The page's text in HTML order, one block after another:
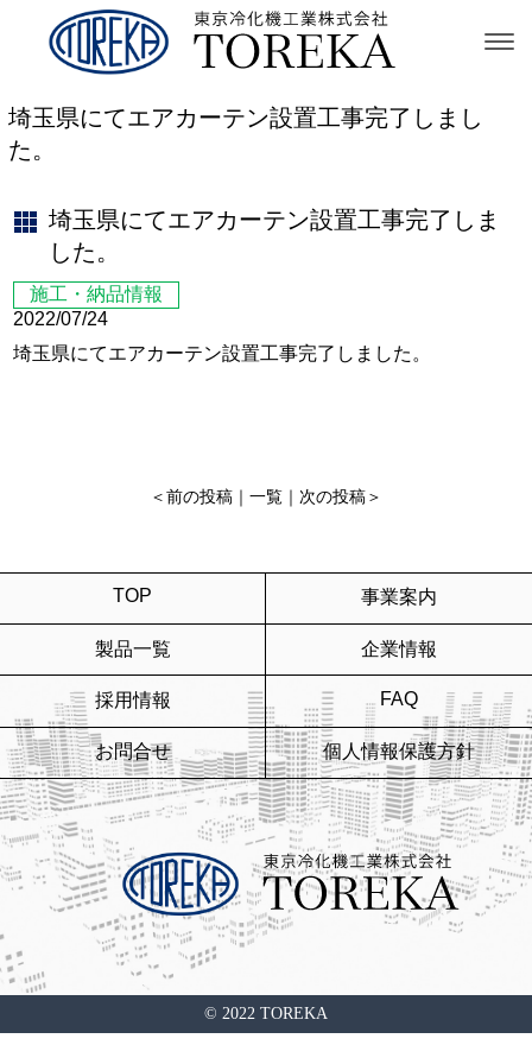
埼玉県にてエアカーテン設置工事完了しまし
た。
埼玉県にてエアカーテン設置工事完了しま
した。
施工・納品情報
2022/07/24
埼玉県にてエアカーテン設置工事完了しました。
＜ 前の投稿 一覧 次の投稿 ＞
TOP 事業案内
製品一覧 企業情報
採用情報 FAQ
お問合せ 個人情報保護方針
© 2022 TOREKA